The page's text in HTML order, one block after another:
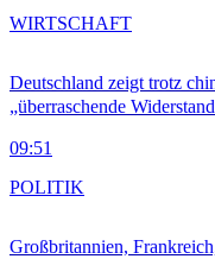
Deutschland zeigt trotz
„überraschende
09:51
WIRTSCHAFT
Großbritannien,
POLITIK